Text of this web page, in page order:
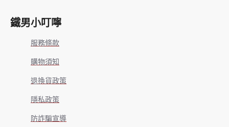
鐵男小叮嚀
服務條款
購物須知
退換貨政策
隱私政策
防詐騙宣導